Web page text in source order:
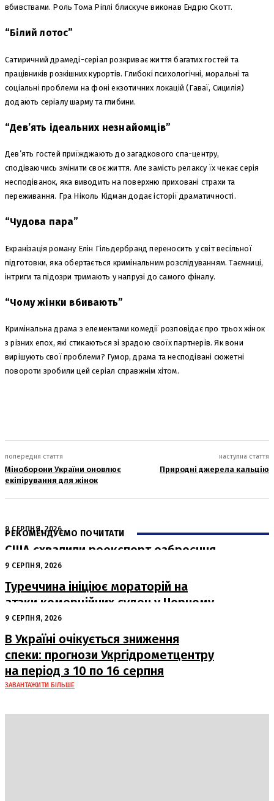
вбивствами. Роль Тома Ріплі блискуче виконав Ендрю Скотт.
“Білий лотос”
Сатиричний драмеді-серіал розкриває життя багатих гостей та
працівників розкішних курортів. Глибокі психологічні, моральні та
соціальні проблеми на фоні екзотичних локацій (Гаваї, Сицилія)
додають серіалу шарму та глибини.
“Дев’ять ідеальних незнайомців”
Дев’ять гостей приїжджають до загадкового спа-центру,
сподіваючись змінити своє життя. Але замість релаксу їх чекає серія
несподіванок, яка виводить на поверхню приховані страхи та
переживання. Гра Ніколь Кідман додає історії драматичності.
“Чудова пара”
Екранізація роману Елін Гільдербранд переносить у світ весільної
підготовки, яка обертається кримінальним розслідуванням. Таємниці,
інтриги та підозри тримають у напрузі до самого фіналу.
“Чому жінки вбивають”
Кримінальна драма з елементами комедії розповідає про трьох жінок
з різних епох, які стикаються зі зрадою своїх партнерів. Як вони
вирішують свої проблеми? Гумор, драма та несподівані сюжетні
повороти зробили цей серіал справжнім хітом.
попередня стаття
Міноборони України оновлює
екіпірування для жінок
наступна стаття
Природні джерела кальцію
РЕКОМЕНДУЄМО ПОЧИТАТИ
9 СЕРПНЯ, 2026
США схвалили реекспорт озброєння
з Туреччини для України
9 СЕРПНЯ, 2026
Туреччина ініціює мораторій на
атаки комерційних суден у Чорному
морі
9 СЕРПНЯ, 2026
В Україні очікується зниження
спеки: прогнози Укргідрометцентру
на період з 10 по 16 серпня
ЗАВАНТАЖИТИ БІЛЬШЕ